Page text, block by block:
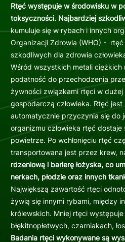
Rtęć występuje w środowisku w
toksyczności. Najbardziej
kumuluje się w rybach i innych
Organizacji Zdrowia (WHO) -
szkodliwych dla zdrowia
Wśród wszystkich metali
podatność do przechodzenia
żywności związkami rtęci w dużej
gospodarczą człowieka. Rtęć jest
automatycznie przyczynia się do
organizmu człowieka rtęć
powietrze. Po wchłonięciu rtęć
transportowana jest przez krew,
rdzeniową i barierę łożyska, co
nerkach, płodzie oraz innych
Największą zawartość rtęci
żywią się innymi rybami, między
królewskich. Mniej rtęci
błękitnopłetwych, czarniakach,
Badania rtęci wykonywane są